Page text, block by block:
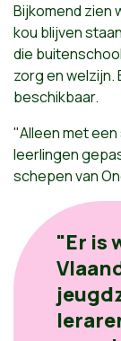
Bijkomend zien
kou blijven
die
zorg en
beschikbaar.
"Alleen met
leerlingen
schepen van
"Er is